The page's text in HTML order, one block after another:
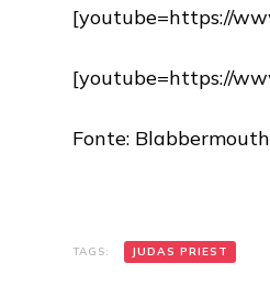
[youtube=https://
[youtube=https://
Fonte: Blabbermouth
TAGS: JUDAS PRIEST